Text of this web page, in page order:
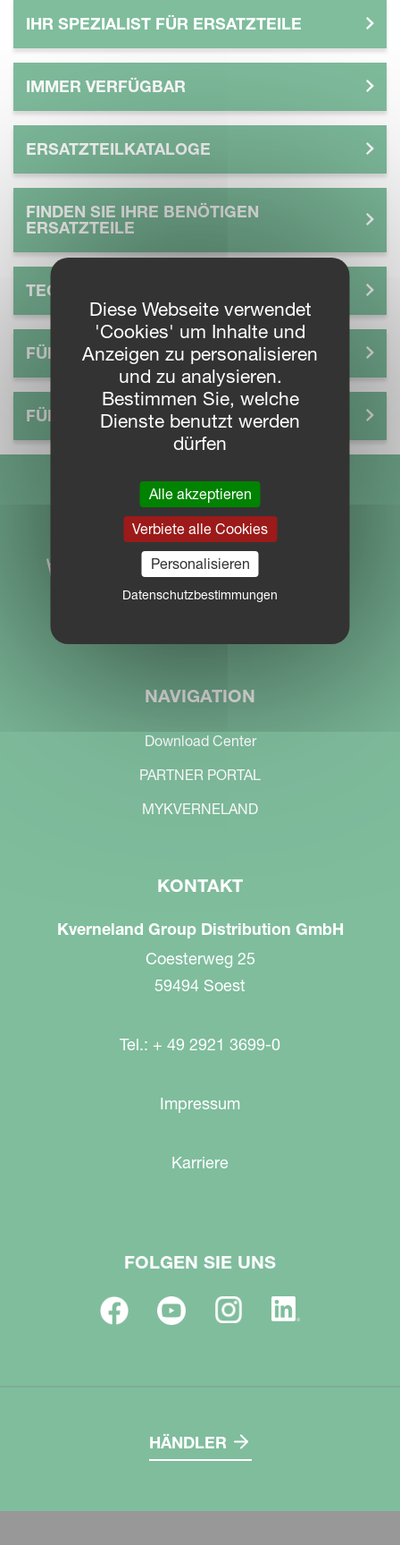
IHR SPEZIALIST FÜR ERSATZTEILE
IMMER VERFÜGBAR
ERSATZTEILKATALOGE
FINDEN SIE IHRE BENÖTIGEN
ERSATZTEILE
TECHNISCHE DOKUMENTE
FÜR LANDWIRTE
FÜR HÄNDLER
NAVIGATION
Download Center
PARTNER PORTAL
MYKVERNELAND
KONTAKT
Kverneland Group Distribution GmbH
Coesterweg 25
59494 Soest
Tel.: + 49 2921 3699-0
Impressum
Karriere
FOLGEN SIE UNS
HÄNDLER
Diese Webseite verwendet
'Cookies' um Inhalte und
Anzeigen zu personalisieren
und zu analysieren.
Bestimmen Sie, welche
Dienste benutzt werden
dürfen
Alle akzeptieren
Verbiete alle Cookies
Personalisieren
Datenschutzbestimmungen